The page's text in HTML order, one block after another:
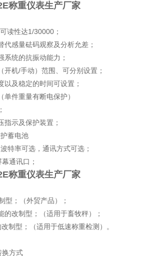
称重仪表生产厂家
性达1/30000；
代感量砝码观察及分析允差；
系统的抗振动能力；
开机/手动）范围、可分别设置；
以及稳定的时间可设置；
单件重量有断电保护）
指示及保护装置；
蓄电池
特率可选，通讯方式可选；
通讯口；
称重仪表生产厂家
型；（外贸产品）；
的改制型；（适用于畜牧秤）；
制型；（适用于低速称重检测）。
方式